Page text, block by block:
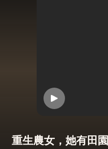
重生農女，她有田